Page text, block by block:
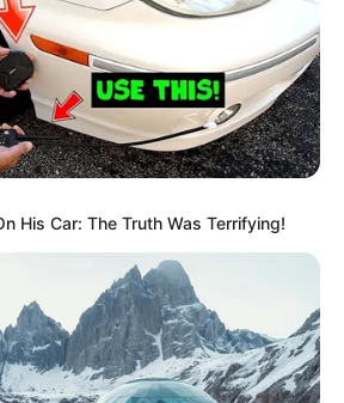
page.
VATI= 2ème
5 RAYSTEVE= 1er
NOCE D’OR= 3ème
et Placé sur les 10 derniers
Quintés de Plat.
pour les plus grandes compétitions de
His Car: The Truth Was Terrifying!